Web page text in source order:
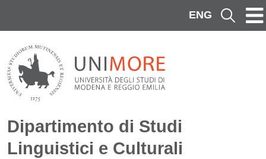
ENG Cerca
Dipartimento di Studi
Linguistici e Culturali